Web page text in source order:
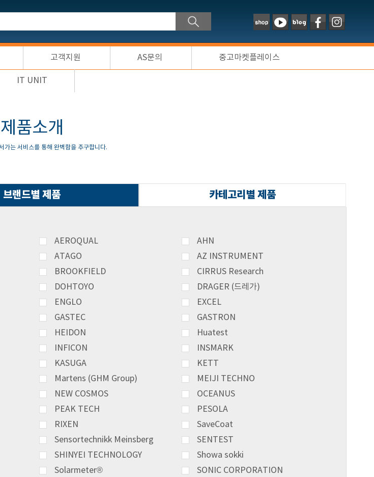
고객지원 AS문의 중고마켓플레이스
IT UNIT
제품소개
가는 서비스를 통해 완벽함을 추구합니다.
브랜드별 제품 카테고리별 제품
AEROQUAL
AHN
ATAGO
AZ INSTRUMENT
BROOKFIELD
CIRRUS Research
DOHTOYO
DRAGER (드레가)
ENGLO
EXCEL
GASTEC
GASTRON
HEIDON
Huatest
INFICON
INSMARK
KASUGA
KETT
Martens (GHM Group)
MEIJI TECHNO
NEW COSMOS
OCEANUS
PEAK TECH
PESOLA
RIXEN
SaveCoat
Sensortechnikk Meinsberg
SENTEST
SHINYEI TECHNOLOGY
Showa sokki
Solarmeter®
SONIC CORPORATION